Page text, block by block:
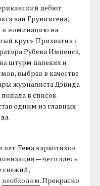
дебют
ван Грунингена,
и номинацию на
круг». Прихватив с
Рубена Импенса,
штурм далеких и
выбрав в качестве
журналиста Дэвида
в список
одним из главных
Тема наркотиков
— чего здесь
свежий,
необходим. Прекрасно